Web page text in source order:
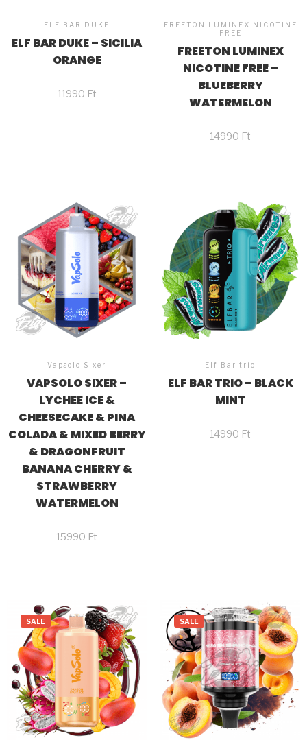
ELF BAR DUKE
ELF BAR DUKE – SICILIA
ORANGE
11990 Ft
FREETON LUMINEX NICOTINE
FREE
FREETON LUMINEX
NICOTINE FREE –
BLUEBERRY
WATERMELON
14990 Ft
Vapsolo Sixer
VAPSOLO SIXER –
LYCHEE ICE &
CHEESECAKE & PINA
COLADA & MIXED BERRY
& DRAGONFRUIT
BANANA CHERRY &
STRAWBERRY
WATERMELON
15990 Ft
Elf Bar trio
ELF BAR TRIO – BLACK
MINT
14990 Ft
SALE SALE